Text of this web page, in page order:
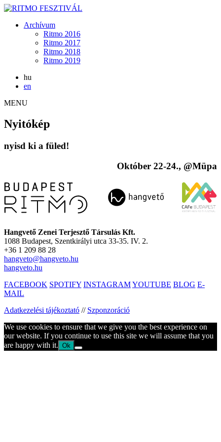
Archívum
Ritmo 2016
Ritmo 2017
Ritmo 2018
Ritmo 2019
hu
en
MENU
Nyitókép
nyisd ki a füled!
Október 22-24., @Müpa
Hangvető Zenei Terjesztő Társulás Kft.
1088 Budapest, Szentkirályi utca 33-35. IV. 2.
+36 1 209 88 28
hangveto@hangveto.hu
hangveto.hu
FACEBOOK SPOTIFY INSTAGRAMYOUTUBE BLOG E-
MAIL
Adatkezelési tájékoztató // Szponzoráció
We use cookies to ensure that we give you the best experience on
our website. If you continue to use this site we will assume that you
are happy with it. Ok